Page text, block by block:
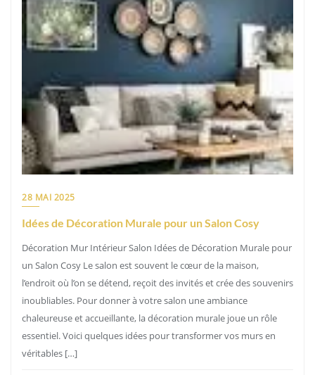
28 MAI 2025
Idées de Décoration Murale pour un Salon Cosy
Décoration Mur Intérieur Salon Idées de Décoration Murale pour
un Salon Cosy Le salon est souvent le cœur de la maison,
l’endroit où l’on se détend, reçoit des invités et crée des souvenirs
inoubliables. Pour donner à votre salon une ambiance
chaleureuse et accueillante, la décoration murale joue un rôle
essentiel. Voici quelques idées pour transformer vos murs en
véritables […]